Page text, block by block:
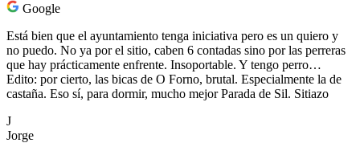
Google
Está bien que el ayuntamiento tenga iniciativa pero es un quiero y
no puedo. No ya por el sitio, caben 6 contadas sino por las perreras
que hay prácticamente enfrente. Insoportable. Y tengo perro…
Edito: por cierto, las bicas de O Forno, brutal. Especialmente la de
castaña. Eso sí, para dormir, mucho mejor Parada de Sil. Sitiazo
J
Jorge